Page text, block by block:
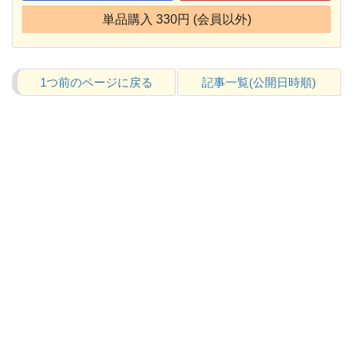
単品購入 330円 (会員以外)
1つ前のページに戻る 記事一覧(公開日時順)